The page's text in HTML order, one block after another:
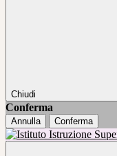
Chiudi
Conferma
Annulla Conferma